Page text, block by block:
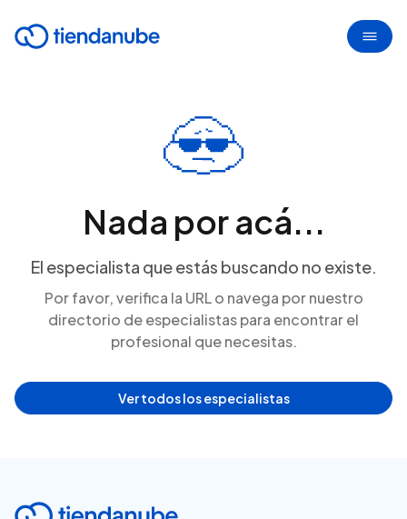
Nada por acá...
El especialista que estás buscando no existe.
Por favor, verifica la URL o navega por nuestro
directorio de especialistas para encontrar el
profesional que necesitas.
Ver todos los especialistas